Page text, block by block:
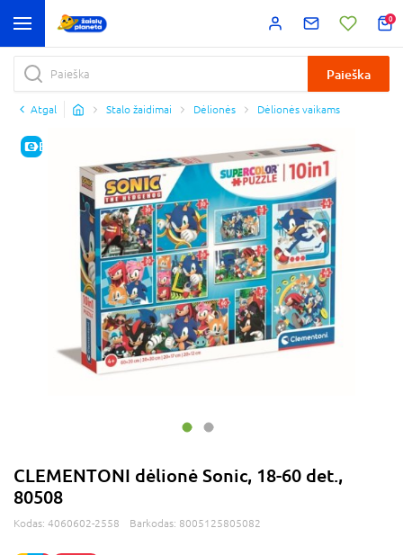
0
Paieška
Atgal Stalo žaidimai Dėlionės Dėlionės vaikams
E-KAINA
CLEMENTONI dėlionė Sonic, 18-60 det.,
80508
Kodas: 4060602-2558 Barkodas: 8005125805082